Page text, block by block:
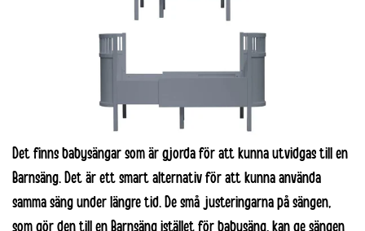
Det finns babysängar som är gjorda för att kunna utvidgas till en
Barnsäng. Det är ett smart alternativ för att kunna använda
samma säng under längre tid. De små justeringarna på sängen,
som gör den till en Barnsäng istället för babysäng, kan ge sängen